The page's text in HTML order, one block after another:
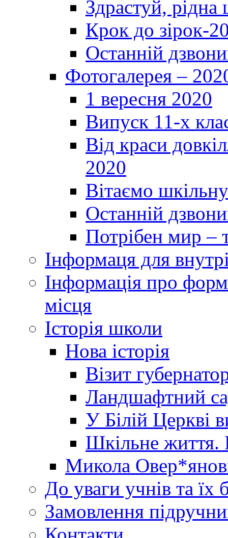
Здрастуй,
Крок до зірок-
Останній
Фотогалерея –
1 вересня 2020
Випуск 11-х
Від краси
2020
Вітаємо
Останній
Потрібен мир –
Інформаця для
Інформація про
місця
Історія школи
Нова історія
Візит
Ландшафтний
У Білій Церкві
Шкільне життя.
Микола
До уваги учнів та їх
Замовлення